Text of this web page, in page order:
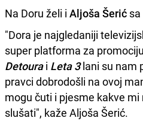
Na Doru želi i Aljoša Šerić
"Dora je najgledaniji
super platforma za
Detourai Leta 3lani su nam
pravci dobrodošli na ovoj
mogu čuti i pjesme kakve
slušati", kaže Aljoša Šerić.